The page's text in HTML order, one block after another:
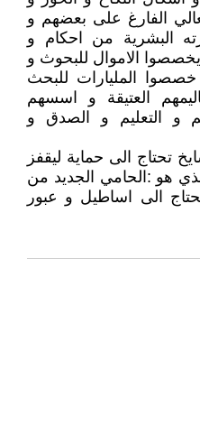
الفارغ على بعضهم و
البشرية من احكام و
الاموال للبحوث و
خصصوا المليارات للبحث
العتيقة و اسسهم
و التعليم و الصدق و
تحتاج الى حماية ليقفز
هو :الحامي الجديد من
الى اساطيل و عبور